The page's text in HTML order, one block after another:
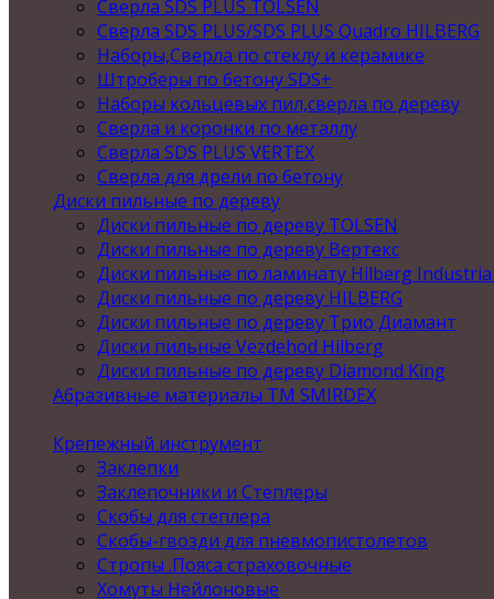
Сверла SDS PLUS TOLSEN
Сверла SDS PLUS/SDS PLUS Quadro HILBERG
Наборы,Сверла по стеклу и керамике
Штроберы по бетону SDS+
Наборы кольцевых пил,сверла по дереву
Сверла и коронки по металлу
Сверла SDS PLUS VERTEX
Сверла для дрели по бетону
Диски пильные по дереву
Диски пильные по дереву TOLSEN
Диски пильные по дереву Вертекс
Диски пильные по ламинату Hilberg
Диски пильные по дереву HILBERG
Диски пильные по дереву Трио Диамант
Диски пильные Vezdehod Hilberg
Диски пильные по дереву Diamond King
Абразивные материалы ТМ SMIRDEX
Крепежный инструмент
Заклепки
Заклепочники и Степлеры
Скобы для степлера
Скобы-гвозди для пневмопистолетов
Стропы .Пояса страховочные
Хомуты Нейлоновые